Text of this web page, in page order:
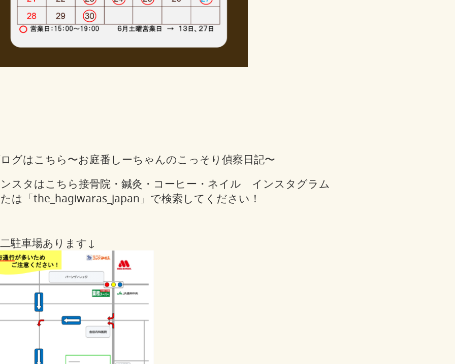
グはこちら〜お庭番しーちゃんのこっそり偵察日記〜
スタはこちら接骨院・鍼灸・コーヒー・ネイル インスタグラム
は「the_hagiwaras_japan」で検索してください！
駐車場あります↓